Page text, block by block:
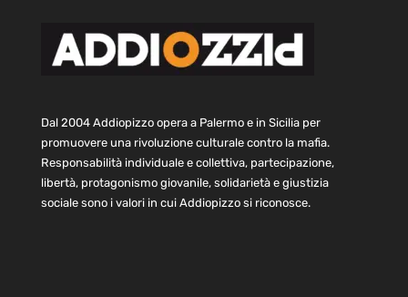
Dal 2004 Addiopizzo opera a Palermo e in Sicilia per
promuovere una rivoluzione culturale contro la mafia.
Responsabilità individuale e collettiva, partecipazione,
libertà, protagonismo giovanile, solidarietà e giustizia
sociale sono i valori in cui Addiopizzo si riconosce.